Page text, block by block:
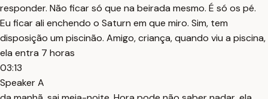
responder. Não ficar só que na beirada mesmo. É só os pé.
Eu ficar ali enchendo o Saturn em que miro. Sim, tem
disposição um piscinão. Amigo, criança, quando viu a piscina,
ela entra 7 horas
03:13
Speaker A